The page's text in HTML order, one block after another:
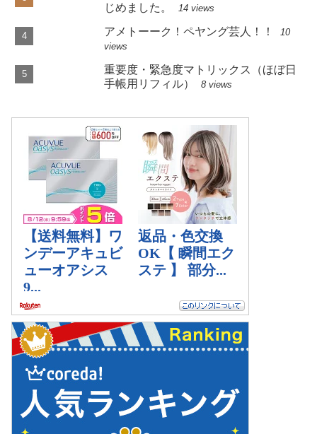
じめました。
14 views
アメトーーク！ペヤング芸人！！
10
views
重要度・緊急度マトリックス（ほぼ日
手帳用リフィル）
8 views